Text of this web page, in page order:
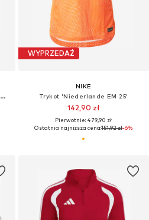
Koszulka funkcyjna 'AUDI REVOLUT F1 TEAM MECHANICS'
WYPRZEDAŻ
NIKE
Trykot 'Niederlande EM 25'
142,90 zł
Pierwotnie: 479,90 zł
Ostatnia najniższa cena:151,92 zł-6%